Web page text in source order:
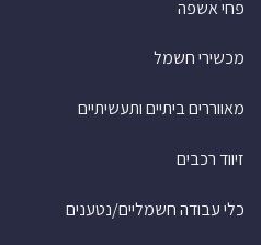
פחי אשפה
מכשירי חשמל
מאווררים ביתיים ותעשיתיים
זיווד רכבים
כלי עבודה חשמליים/נטענים